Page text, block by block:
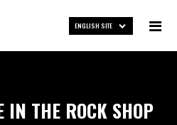
ENGLISH SITE
IN THE ROCK SHOP